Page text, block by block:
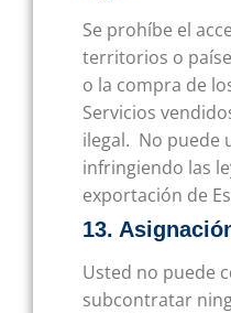
Se prohíbe el
territorios o
o la compra de
Servicios
ilegal. No puede
infringiendo las
exportación de
13.
Usted no puede
subcontratar